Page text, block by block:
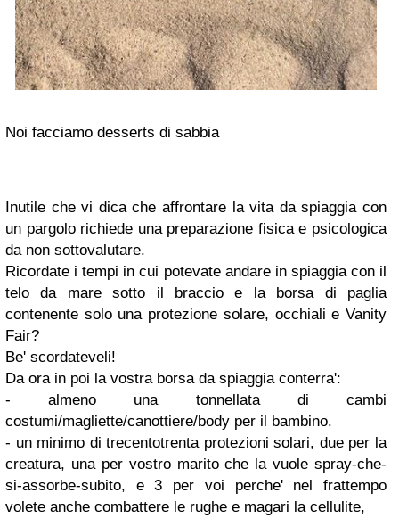
Noi facciamo desserts di sabbia
Inutile che vi dica che affrontare la vita da spiaggia con
un pargolo richiede una preparazione fisica e psicologica
da non sottovalutare.
Ricordate i tempi in cui potevate andare in spiaggia con il
telo da mare sotto il braccio e la borsa di paglia
contenente solo una protezione solare, occhiali e Vanity
Fair?
Be' scordateveli!
Da ora in poi la vostra borsa da spiaggia conterra':
- almeno una tonnellata di cambi
costumi/magliette/canottiere/body per il bambino.
- un minimo di trecentotrenta protezioni solari, due per la
creatura, una per vostro marito che la vuole spray-che-
si-assorbe-subito, e 3 per voi perche' nel frattempo
volete anche combattere le rughe e magari la cellulite,